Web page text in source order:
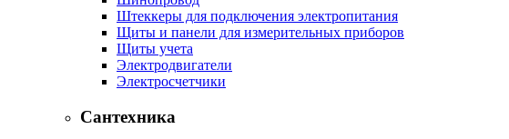
Штеккеры для подключения электропитания
Щиты и панели для измерительных приборов
Щиты учета
Электродвигатели
Электросчетчики
Сантехника